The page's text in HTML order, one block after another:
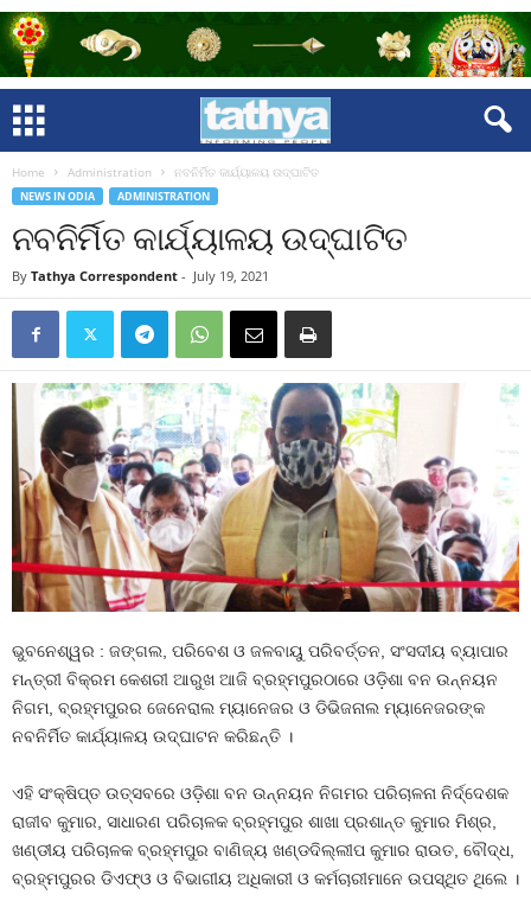
Home Administration ନବନିର୍ମିତ କାର୍ଯ୍ୟାଳୟ ଉଦ୍‌ଘାଟିତ
NEWS IN ODIA ADMINISTRATION
ନବନିର୍ମିତ କାର୍ଯ୍ୟାଳୟ ଉଦ୍‌ଘାଟିତ
By Tathya Correspondent - July 19, 2021
ଭୁବନେଶ୍ୱର : ଜଙ୍ଗଲ, ପରିବେଶ ଓ ଜଳବାୟୁ ପରିବର୍ତ୍ତନ, ସଂସଦୀୟ ବ୍ୟାପାର
ମନ୍ତ୍ରୀ ବିକ୍ରମ କେଶରୀ ଆରୁଖ ଆଜି ବ୍ରହ୍ମପୁରଠାରେ ଓଡ଼ିଶା ବନ ଉନ୍ନୟନ
ନିଗମ, ବ୍ରହ୍ମପୁରର ଜେନେରାଲ ମ୍ୟାନେଜର ଓ ଡିଭିଜନାଲ ମ୍ୟାନେଜରଙ୍କ
ନବନିର୍ମିତ କାର୍ଯ୍ୟାଳୟ ଉଦ୍‌ଘାଟନ କରିଛନ୍ତି ।
ଏହି ସଂକ୍ଷିପ୍ତ ଉତ୍ସବରେ ଓଡ଼ିଶା ବନ ଉନ୍ନୟନ ନିଗମର ପରିଚାଳନା ନିର୍ଦ୍ଦେଶକ
ରାଜୀବ କୁମାର, ସାଧାରଣ ପରିଚାଳକ ବ୍ରହ୍ମପୁର ଶାଖା ପ୍ରଶାନ୍ତ କୁମାର ମିଶ୍ର,
ଖଣ୍ଡୀୟ ପରିଚାଳକ ବ୍ରହ୍ମପୁର ବାଣିଜ୍ୟ ଖଣ୍ଡଦିଲ୍ଲୀପ କୁମାର ରାଉତ, ବୌଦ୍ଧ,
ବ୍ରହ୍ମପୁରର ଡିଏଫ୍‌ଓ ଓ ବିଭାଗୀୟ ଅଧିକାରୀ ଓ କର୍ମଚାରୀମାନେ ଉପସ୍ଥିତ ଥିଲେ ।